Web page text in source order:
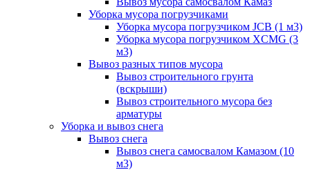
Уборка мусора погрузчиками
Уборка мусора погрузчиком JCB (1 м3)
Уборка мусора погрузчиком XCMG (3
м3)
Вывоз разных типов мусора
Вывоз строительного грунта
(вскрыши)
Вывоз строительного мусора без
арматуры
Уборка и вывоз снега
Вывоз снега
Вывоз снега самосвалом Камазом (10
м3)